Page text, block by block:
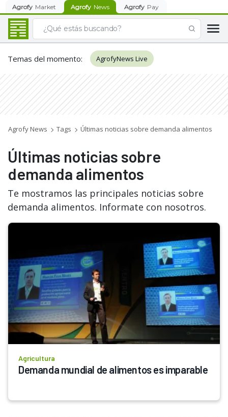
Agrofy Market Agrofy News Agrofy Pay
Temas del momento: AgrofyNews Live
Agrofy News Tags Últimas noticias sobre demanda alimentos
Últimas noticias sobre
demanda alimentos
Te mostramos las principales noticias sobre
demanda alimentos. Informate con nosotros.
Agricultura
Demanda mundial de alimentos es imparable